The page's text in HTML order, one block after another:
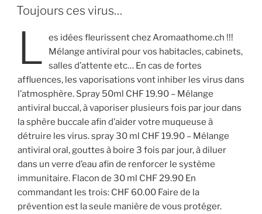
LE
Toujours ces virus…
L
es idées fleurissent chez Aromaathome.ch !!!
Mélange antiviral pour vos habitacles, cabinets,
salles d’attente etc… En cas de fortes
affluences, les vaporisations vont inhiber les virus dans
l’atmosphère. Spray 50ml CHF 19.90 – Mélange
antiviral buccal, à vaporiser plusieurs fois par jour dans
la sphère buccale afin d’aider votre muqueuse à
détruire les virus. spray 30 ml CHF 19.90 – Mélange
antiviral oral, gouttes à boire 3 fois par jour, à diluer
dans un verre d’eau afin de renforcer le système
immunitaire. Flacon de 30 ml CHF 29.90 En
commandant les trois: CHF 60.00 Faire de la
prévention est la seule manière de vous protéger.